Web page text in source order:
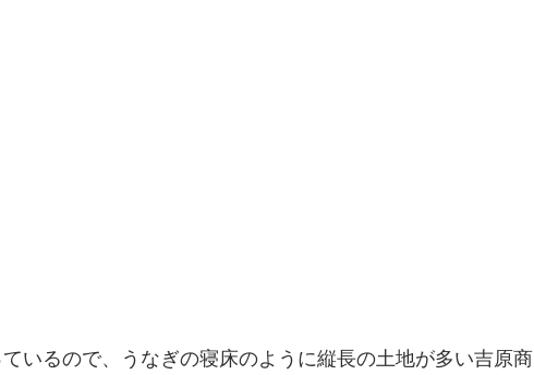
いるので、うなぎの寝床のように縦長の土地が多い吉原商